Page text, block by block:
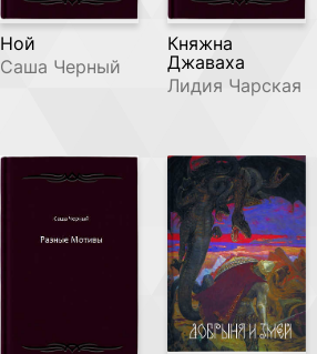
Ной
Саша Черный
Княжна
Джаваха
Лидия Чарская